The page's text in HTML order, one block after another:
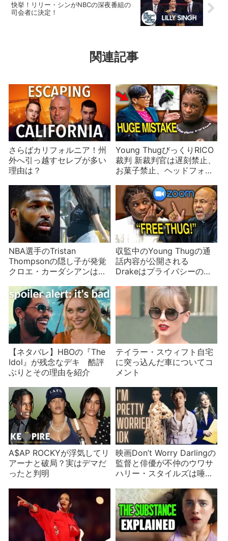
快挙！リリー・シンがNBCの深夜番組の
司会者に決定！
関連記事
さらばカリフォルニア！州
外へ引っ越すセレブが多い
理由は？
Young ThugびっくりRICO
裁判 新裁判官は遅刻禁止、
お菓子禁止、ヘッドフォン
壊状態解消なるか
NBA選手のTristan
Thompsonの隠し子が発覚
クロエ・カーダシアンは無
収監中のYoung Thugの通
話内容が公開される
Drakeはプライバシーの侵
【ネタバレ】HBOの『The
Idol』が残念なデキ 酷評
ぶりとその理由を紹介
テイラー・スウィフト自宅
に突っ込んだ車についてコ
メント
A$AP ROCKYが浮気してリ
アーナと破局？実はデマだ
ったと判明
映画Don’t Worry Darlingの
監督と俳優が不仲のウワサ
ハリー・スタイルズは唾を